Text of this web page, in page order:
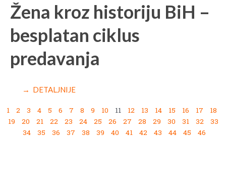
Žena kroz historiju BiH –
besplatan ciklus
predavanja
→ DETALJNIJE
1 2 3 4 5 6 7 8 9 10 11 12 13 14 15 16 17
18
19
20 21 22 23 24 25 26 27 28 29 30 31 32
33
34
35 36 37 38 39 40 41 42 43 44 45 46